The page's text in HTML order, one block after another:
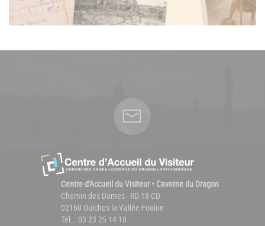
Centre d'Accueil du Visiteur • Caverne du Dragon
Chemin des Dames - RD 18 CD
02160 Oulches-la-Vallée-Foulon
Tél. : 03 23 25 14 18